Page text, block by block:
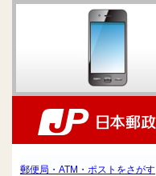
郵便局・ATM・ポストをさがす